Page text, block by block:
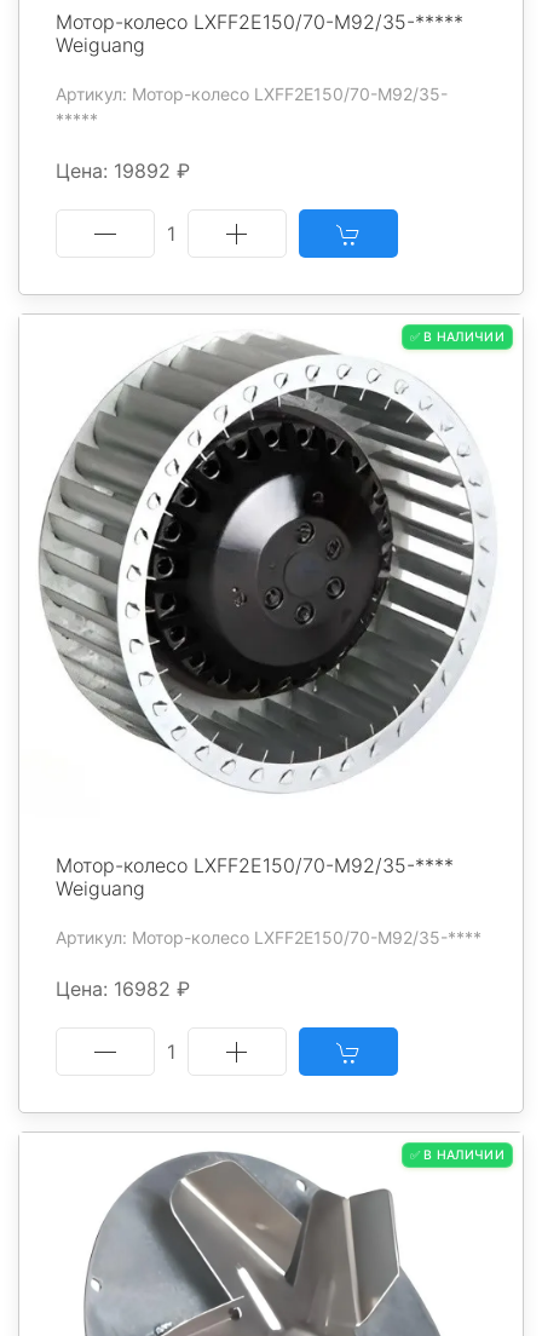
Мотор-колесо LXFF2E150/70-M92/35-*****
Weiguang
Артикул: Мотор-колесо LXFF2E150/70-M92/35-
*****
Цена: 19892 ₽
1
✅ В НАЛИЧИИ
Мотор-колесо LXFF2E150/70-M92/35-****
Weiguang
Артикул: Мотор-колесо LXFF2E150/70-M92/35-****
Цена: 16982 ₽
1
✅ В НАЛИЧИИ